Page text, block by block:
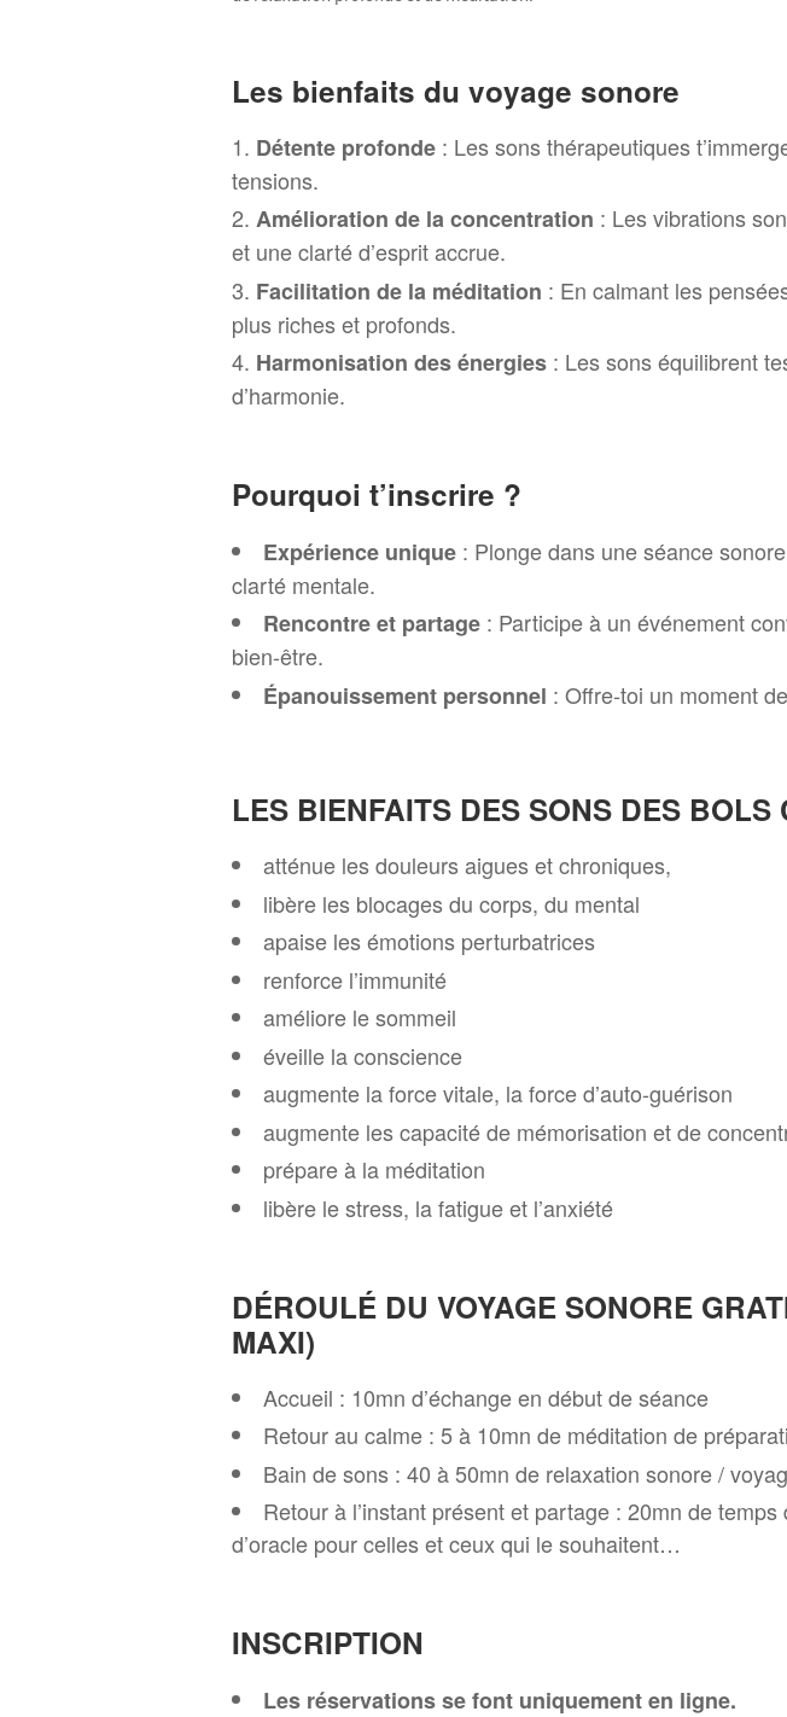
Les bienfaits du voyage sonore
Détente profonde: Les sons thérapeutiques
tensions.
Amélioration de la concentration : Les vibrations
et une clarté d’esprit accrue.
Facilitation de la méditation : En calmant les
plus riches et profonds.
Harmonisation des énergies: Les sons équilibrent
d’harmonie.
Pourquoi t’inscrire ?
Expérience unique: Plonge dans une séance
clarté mentale.
Rencontre et partage: Participe à un événement
bien-être.
Épanouissement personnel : Offre-toi un moment
LES BIENFAITS DES SONS DES BOLS
atténue les douleurs aigues et chroniques,
libère les blocages du corps, du mental
apaise les émotions perturbatrices
renforce l’immunité
améliore le sommeil
éveille la conscience
augmente la force vitale, la force d’auto-guérison
augmente les capacité de mémorisation et de
prépare à la méditation
libère le stress, la fatigue et l’anxiété
DÉROULÉ DU VOYAGE SONORE
MAXI)
Accueil : 10mn d’échange en début de séance
Retour au calme : 5 à 10mn de méditation de
Bain de sons : 40 à 50mn de relaxation sonore /
Retour à l’instant présent et partage : 20mn de
d’oracle pour celles et ceux qui le souhaitent…
INSCRIPTION
Les réservations se font uniquement en ligne.